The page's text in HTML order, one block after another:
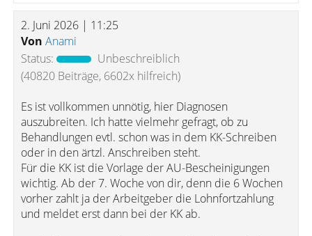
2. Juni 2026 | 11:25
Von Anami
Status:
Unbeschreiblich
(40820 Beiträge, 6602x hilfreich)
Es ist vollkommen unnötig, hier Diagnosen
auszubreiten. Ich hatte vielmehr gefragt, ob zu
Behandlungen evtl. schon was in dem KK-Schreiben
oder in den ärtzl. Anschreiben steht.
Für die KK ist die Vorlage der AU-Bescheinigungen
wichtig. Ab der 7. Woche von dir, denn die 6 Wochen
vorher zahlt ja der Arbeitgeber die Lohnfortzahlung
und meldet erst dann bei der KK ab.